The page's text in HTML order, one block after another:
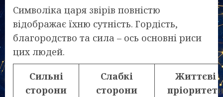
Символіка царя звірів повністю
відображає їхню сутність. Гордість,
благородство та сила – ось основні риси
цих людей.
Сильні
сторони
Слабкі
сторони
Життєві